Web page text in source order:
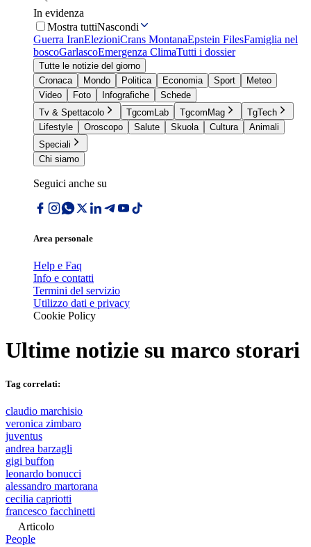
In evidenza
Mostra tuttiNascondi
Guerra IranElezioniCrans MontanaEpstein FilesFamiglia nel
boscoGarlascoEmergenza ClimaTutti i dossier
Tutte le notizie del giorno
Cronaca
Mondo Politica Economia Sport
Meteo
Video
Foto Infografiche
Schede
Tv & Spettacolo
TgcomLab TgcomMag
TgTech
Lifestyle
Oroscopo Salute Skuola Cultura
Animali
Speciali
Chi siamo
Seguici anche su
Area personale
Help e Faq
Info e contatti
Termini del servizio
Utilizzo dati e privacy
Cookie Policy
Ultime notizie su marco storari
Tag correlati:
claudio marchisio
veronica zimbaro
juventus
andrea barzagli
gigi buffon
leonardo bonucci
alessandro martorana
cecilia capriotti
francesco facchinetti
Articolo
People